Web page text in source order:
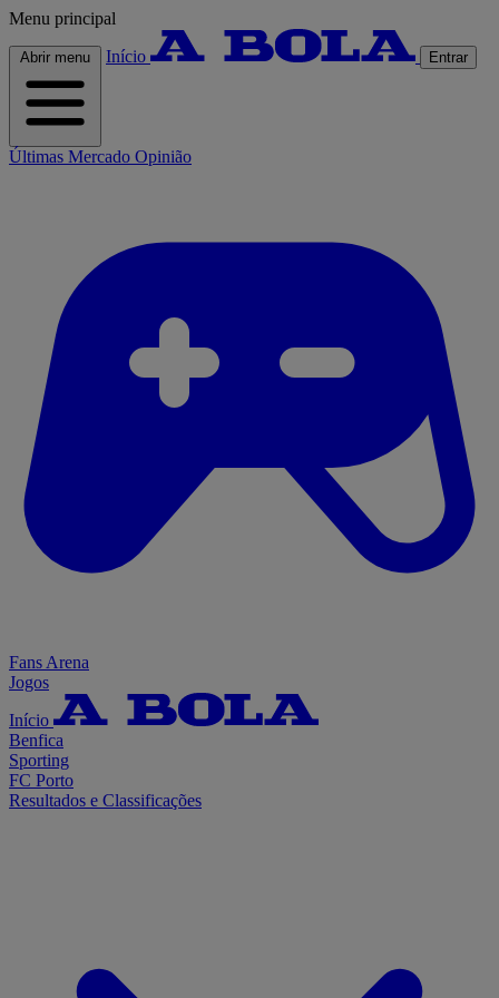
Menu principal
Abrir menu Início Entrar
Últimas Mercado Opinião
Fans Arena
Jogos
Início
Benfica
Sporting
FC Porto
Resultados e Classificações